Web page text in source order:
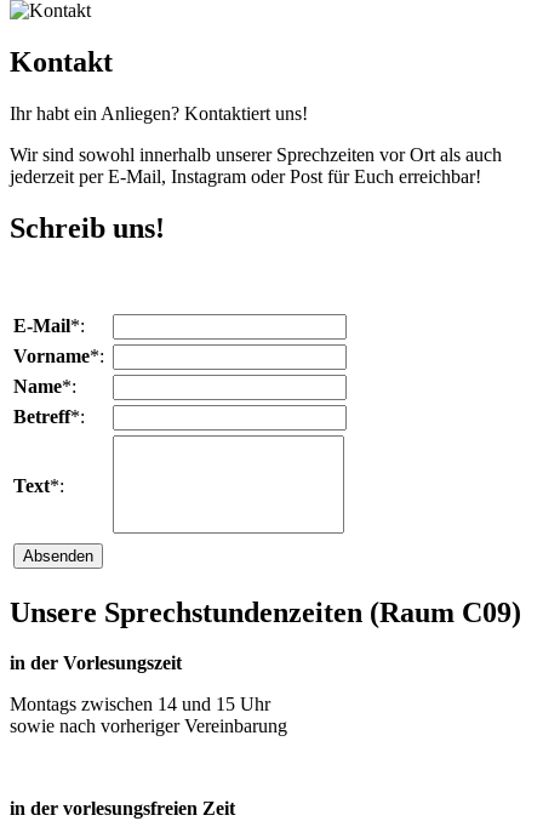
Kontakt
Ihr habt ein Anliegen? Kontaktiert uns!
Wir sind sowohl innerhalb unserer Sprechzeiten vor Ort als auch
jederzeit per E-Mail, Instagram oder Post für Euch erreichbar!
Schreib uns!
E-Mail*:
Vorname*:
Name*:
Betreff*:
Text*:
Unsere Sprechstundenzeiten (Raum C09)
in der Vorlesungszeit
Montags zwischen 14 und 15 Uhr
sowie nach vorheriger Vereinbarung
in der vorlesungsfreien Zeit